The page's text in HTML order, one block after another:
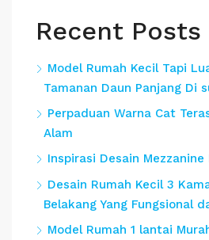
Recent Posts
Model Rumah Kecil Tapi
Tamanan Daun Panjang Di
Perpaduan Warna Cat
Alam
Inspirasi Desain Mezzanine
Desain Rumah Kecil 3
Belakang Yang Fungsional
Model Rumah 1 lantai